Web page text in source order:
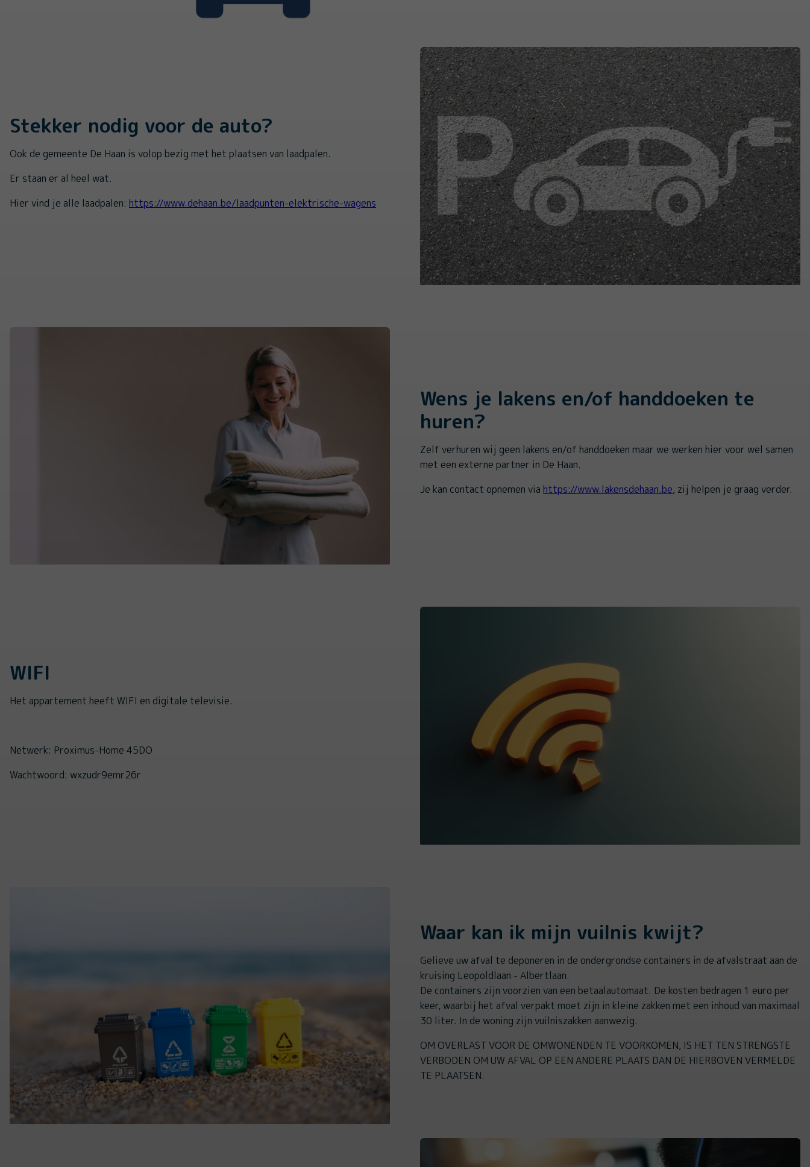
Stekker nodig voor de auto?
Ook de gemeente De Haan is volop bezig met het plaatsen van laadpalen.
Er staan er al heel wat.
Hier vind je alle laadpalen: https://www.dehaan.be/laadpunten-elektrische-wagens
Wens je lakens en/of handdoeken te
huren?
Zelf verhuren wij geen lakens en/of handdoeken maar we werken hier voor wel samen
met een externe partner in De Haan.
Je kan contact opnemen via https://www.lakensdehaan.be, zij helpen je graag verder.
WIFI
Het appartement heeft WIFI en digitale televisie.
Netwerk: Proximus-Home 45DO
Wachtwoord: wxzudr9emr26r
Waar kan ik mijn vuilnis kwijt?
Gelieve uw afval te deponeren in de ondergrondse containers in de afvalstraat aan de
kruising Leopoldlaan - Albertlaan.
De containers zijn voorzien van een betaalautomaat. De kosten bedragen 1 euro per
keer, waarbij het afval verpakt moet zijn in kleine zakken met een inhoud van maximaal
30 liter. In de woning zijn vuilniszakken aanwezig.
OM OVERLAST VOOR DE OMWONENDEN TE VOORKOMEN, IS HET TEN STRENGSTE
VERBODEN OM UW AFVAL OP EEN ANDERE PLAATS DAN DE HIERBOVEN VERMELDE
TE PLAATSEN.